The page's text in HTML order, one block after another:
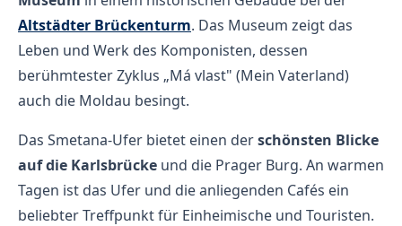
Altstädter Brückenturm. Das Museum zeigt das
Leben und Werk des Komponisten, dessen
berühmtester Zyklus „Má vlast" (Mein Vaterland)
auch die Moldau besingt.
Das Smetana-Ufer bietet einen derschönsten Blicke
auf die Karlsbrücke und die Prager Burg. An warmen
Tagen ist das Ufer und die anliegenden Cafés ein
beliebter Treffpunkt für Einheimische und Touristen.